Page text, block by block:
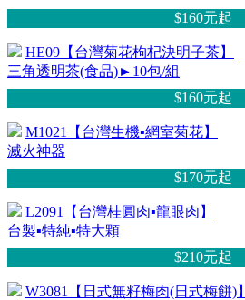
$160元起
HE09【台灣菊花枸杞決明子茶】
三角透明茶(食品)►10包/組
$160元起
M1021【台灣生機▪網室菊花】
滅火神器
$170元起
L2091【台灣桂圓肉▪龍眼肉】
台製▪特純▪特大顆
$210元起
W3081【日式無籽梅肉(日式梅餅)】